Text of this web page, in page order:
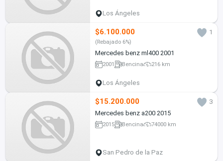
Los Ángeles
$6.100.000 1
(Rebajado 6%)
Mercedes benz ml400 2001
2001 Bencina 216 km
Los Ángeles
$15.200.000
3
Mercedes benz a200 2015
2015 Bencina 74000 km
San Pedro de la Paz